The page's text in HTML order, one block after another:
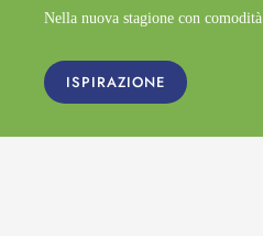
Nella nuova stagione con comodità.
ISPIRAZIONE